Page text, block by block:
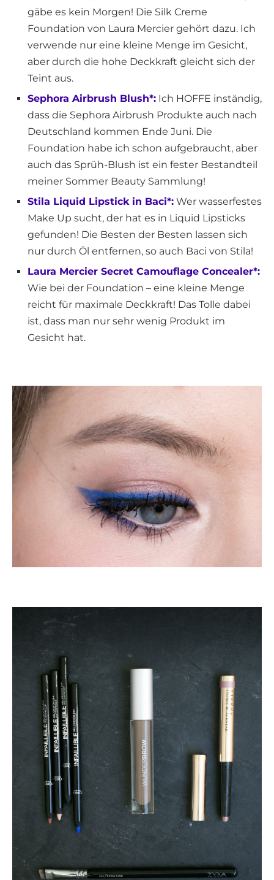
gäbe es kein Morgen! Die Silk Creme
Foundation von Laura Mercier gehört dazu. Ich
verwende nur eine kleine Menge im Gesicht,
aber durch die hohe Deckkraft gleicht sich der
Teint aus.
Sephora Airbrush Blush*: Ich HOFFE inständig,
dass die Sephora Airbrush Produkte auch nach
Deutschland kommen Ende Juni. Die
Foundation habe ich schon aufgebraucht, aber
auch das Sprüh-Blush ist ein fester Bestandteil
meiner Sommer Beauty Sammlung!
Stila Liquid Lipstick in Baci*: Wer wasserfestes
Make Up sucht, der hat es in Liquid Lipsticks
gefunden! Die Besten der Besten lassen sich
nur durch Öl entfernen, so auch Baci von Stila!
Laura Mercier Secret Camouflage Concealer*:
Wie bei der Foundation – eine kleine Menge
reicht für maximale Deckkraft! Das Tolle dabei
ist, dass man nur sehr wenig Produkt im
Gesicht hat.